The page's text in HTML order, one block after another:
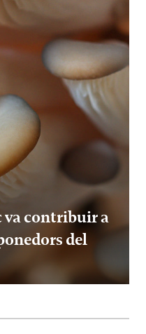
contribuir a
del